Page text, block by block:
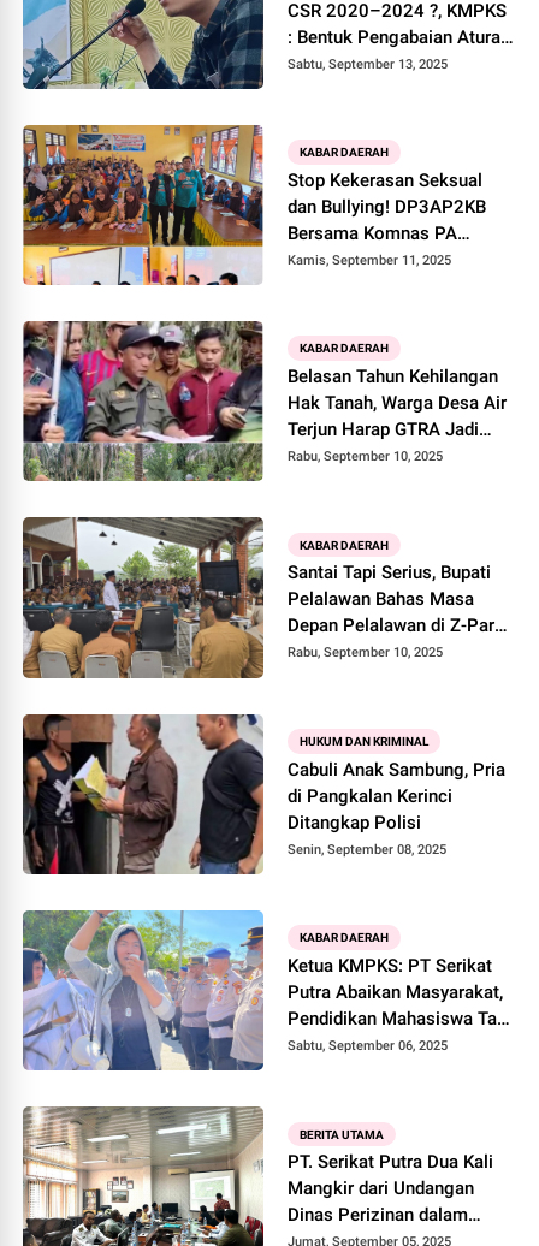
CSR 2020–2024 ?, KMPKS
: Bentuk Pengabaian Aturan
Daerah
Sabtu, September 13, 2025
KABAR DAERAH
Stop Kekerasan Seksual
dan Bullying! DP3AP2KB
Bersama Komnas PA
Pelalawan Turun ke Sekolah
Kamis, September 11, 2025
KABAR DAERAH
Belasan Tahun Kehilangan
Hak Tanah, Warga Desa Air
Terjun Harap GTRA Jadi
Jalan Keluar
Rabu, September 10, 2025
KABAR DAERAH
Santai Tapi Serius, Bupati
Pelalawan Bahas Masa
Depan Pelalawan di Z-Park
Pangkalan Kerinci
Rabu, September 10, 2025
HUKUM DAN KRIMINAL
Cabuli Anak Sambung, Pria
di Pangkalan Kerinci
Ditangkap Polisi
Senin, September 08, 2025
KABAR DAERAH
Ketua KMPKS: PT Serikat
Putra Abaikan Masyarakat,
Pendidikan Mahasiswa Tak
Jadi Prioritas?
Sabtu, September 06, 2025
BERITA UTAMA
PT. Serikat Putra Dua Kali
Mangkir dari Undangan
Dinas Perizinan dalam
Jumat, September 05, 2025